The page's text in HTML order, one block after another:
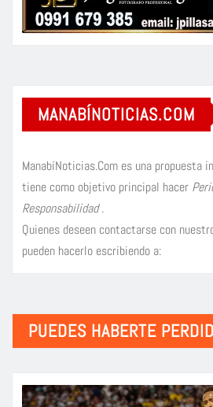
MANABÍNOTICIAS.COM
ManabíNoticias.Com es una propuesta
tiene como objetivo principal hacer
Responsabilidad.
Quienes deseen contactarse con
pueden hacerlo escribiendo a:
PUEDES HABERTE